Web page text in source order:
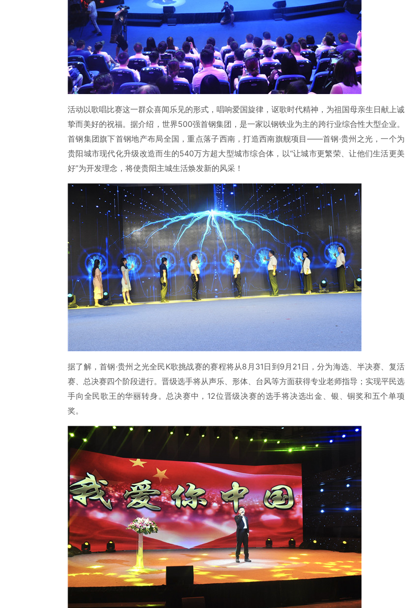
活动以歌唱比赛这一群众喜闻乐见的形式，唱响爱国旋律，讴歌时代精神，为祖国母亲生日献上诚
挚而美好的祝福。据介绍，世界500强首钢集团，是一家以钢铁业为主的跨行业综合性大型企业。
首钢集团旗下首钢地产布局全国，重点落子西南，打造西南旗舰项目——首钢·贵州之光，一个为
贵阳城市现代化升级改造而生的540万方超大型城市综合体，以“让城市更繁荣、让他们生活更美
好”为开发理念，将使贵阳主城生活焕发新的风采！
据了解，首钢·贵州之光全民K歌挑战赛的赛程将从8月31日到9月21日，分为海选、半决赛、复活
赛、总决赛四个阶段进行。晋级选手将从声乐、形体、台风等方面获得专业老师指导；实现平民选
手向全民歌王的华丽转身。总决赛中，12位晋级决赛的选手将决选出金、银、铜奖和五个单项
奖。